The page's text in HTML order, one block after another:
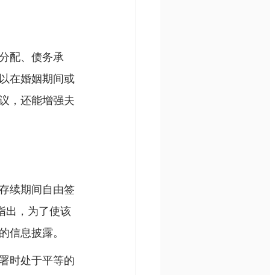
配、债务承
在婚姻期间或
，还能增强夫
续期间自由签
出，为了使该
信息披露。
时处于平等的